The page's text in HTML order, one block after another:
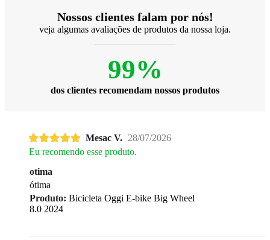
Nossos clientes falam por nós!
veja algumas avaliações de produtos da nossa loja.
99%
dos clientes recomendam nossos produtos
Mesac V. 28/07/2026
Eu recomendo esse produto.
otima
ótima
Produto: Bicicleta Oggi E-bike Big Wheel
8.0 2024